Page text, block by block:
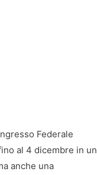
Federale
al 4 dicembre in un
anche una